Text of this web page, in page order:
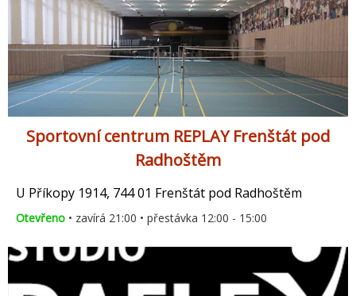
Sportovní centrum REPLAY Frenštát pod
Radhoštěm
U Příkopy 1914, 744 01 Frenštát pod Radhoštěm
Otevřeno • zavírá 21:00 • přestávka 12:00 - 15:00